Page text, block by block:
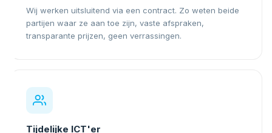
Wij werken uitsluitend via een contract. Zo weten beide
partijen waar ze aan toe zijn, vaste afspraken,
transparante prijzen, geen verrassingen.
Tijdelijke ICT'er